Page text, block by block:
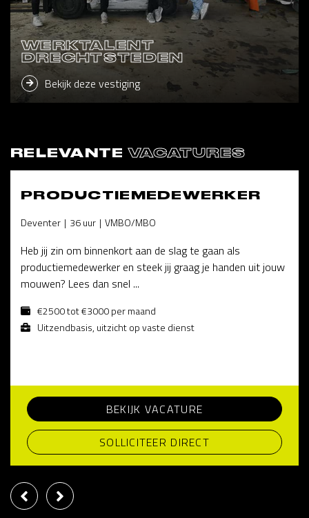
WERKTALENT
DRECHTSTEDEN
Bekijk deze vestiging
RELEVANTEVACATURES
PRODUCTIEMEDEWERKER
Deventer 36 uur VMBO/MBO
Heb jij zin om binnenkort aan de slag te gaan als
productiemedewerker en steek jij graag je handen uit jouw
mouwen? Lees dan snel ...
€2500 tot €3000 per maand
Uitzendbasis, uitzicht op vaste dienst
BEKIJK VACATURE
SOLLICITEER DIRECT